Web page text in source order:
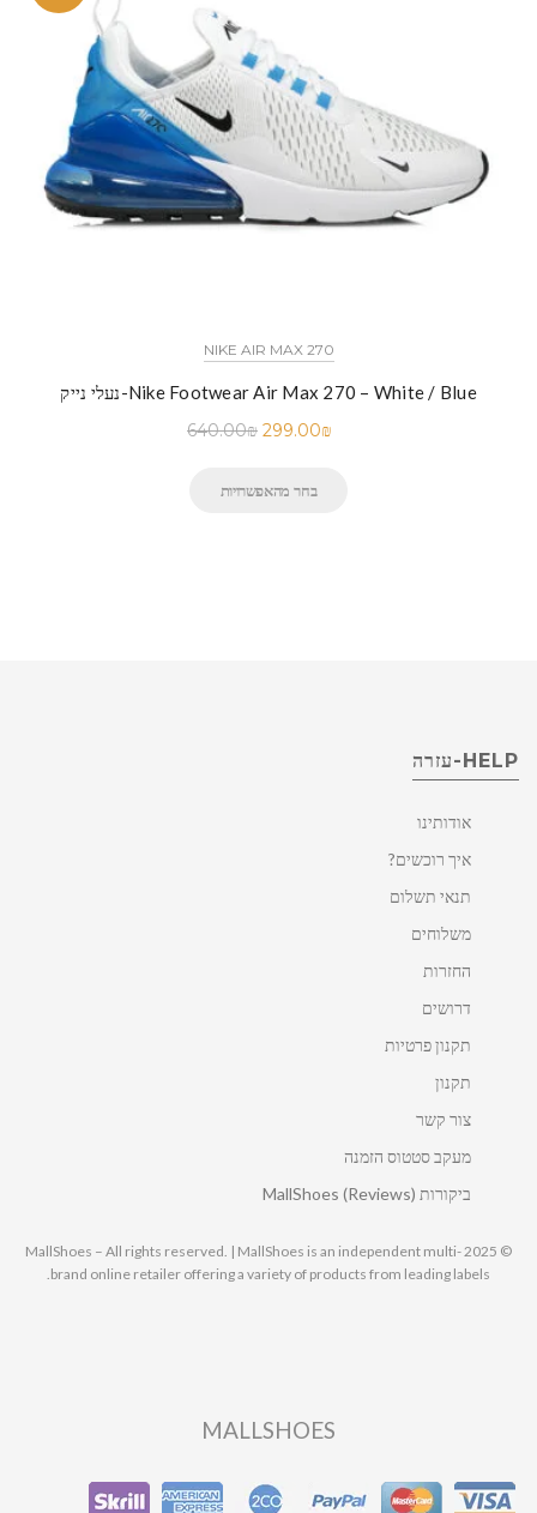
NIKE AIR MAX 270
נעלי נייק-Nike Footwear Air Max 270 – White / Blue
640.00₪ 299.00₪
בחר מהאפשרויות
HELP-עזרה
אודותינו
איך רוכשים?
תנאי תשלום
משלוחים
החזרות
דרושים
תקנון פרטיות
תקנון
צור קשר
מעקב סטטוס הזמנה
ביקורות MallShoes (Reviews)
© 2025 MallShoes – All rights reserved. | MallShoes is an independent multi-
brand online retailer offering a variety of products from leading labels.
MALLSHOES